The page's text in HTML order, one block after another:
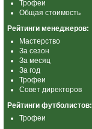
Трофеи
Общая стоимость
Рейтинги менеджеров:
Мастерство
За сезон
За месяц
За год
Трофеи
Совет директоров
Рейтинги футболистов:
Трофеи